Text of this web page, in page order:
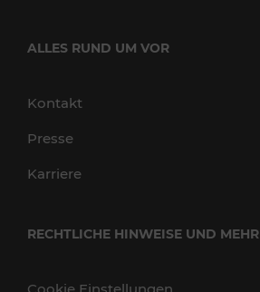
ALLES RUND UM VOR
Kontakt
Presse
Karriere
RECHTLICHE HINWEISE UND MEHR